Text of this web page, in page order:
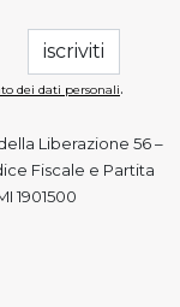
dei dati personali.
Liberazione 56 –
Fiscale e Partita
1901500